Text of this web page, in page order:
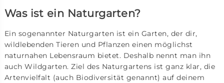
Was ist ein Naturgarten?
Ein sogenannter Naturgarten ist ein Garten, der dir,
wildlebenden Tieren und Pflanzen einen möglichst
naturnahen Lebensraum bietet. Deshalb nennt man ihn
auch Wildgarten. Ziel des Naturgartens ist ganz klar, die
Artenvielfalt (auch Biodiversität genannt) auf deinem